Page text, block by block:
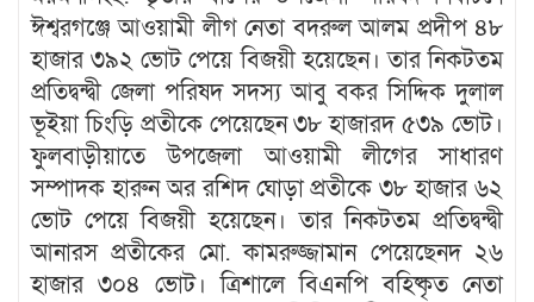
ঈশ্বরগঞ্জে আওয়ামী লীগ নেতা বদরুল আলম প্রদীপ ৪৮
হাজার ৩৯২ ভোট পেয়ে বিজয়ী হয়েছেন। তার নিকটতম
প্রতিদ্বন্দ্বী জেলা পরিষদ সদস্য আবু বকর সিদ্দিক দুলাল
ভূইয়া চিংড়ি প্রতীকে পেয়েছেন ৩৮ হাজারদ ৫৩৯ ভোট।
ফুলবাড়ীয়াতে উপজেলা আওয়ামী লীগের সাধারণ
সম্পাদক হারুন অর রশিদ ঘোড়া প্রতীকে ৩৮ হাজার ৬২
ভোট পেয়ে বিজয়ী হয়েছেন। তার নিকটতম প্রতিদ্বন্দ্বী
আনারস প্রতীকের মো. কামরুজ্জামান পেয়েছেনদ ২৬
হাজার ৩০৪ ভোট। ত্রিশালে বিএনপি বহিষ্কৃত নেতা